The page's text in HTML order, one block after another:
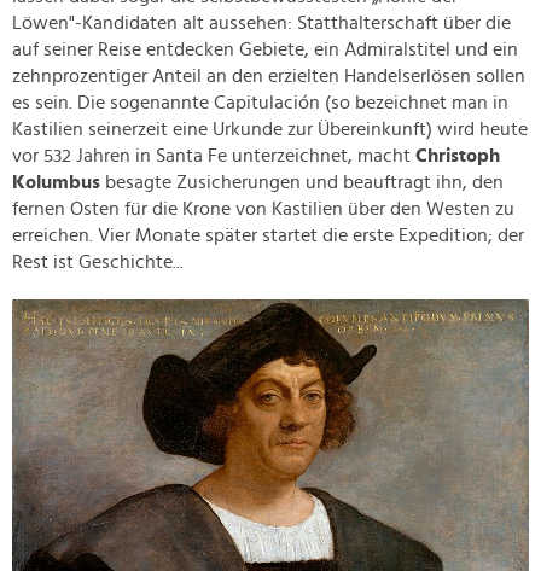
Löwen"-Kandidaten alt aussehen: Statthalterschaft über die
auf seiner Reise entdecken Gebiete, ein Admiralstitel und ein
zehnprozentiger Anteil an den erzielten Handelserlösen sollen
es sein. Die sogenannte Capitulación (so bezeichnet man in
Kastilien seinerzeit eine Urkunde zur Übereinkunft) wird heute
vor 532 Jahren in Santa Fe unterzeichnet, macht Christoph
Kolumbus besagte Zusicherungen und beauftragt ihn, den
fernen Osten für die Krone von Kastilien über den Westen zu
erreichen. Vier Monate später startet die erste Expedition; der
Rest ist Geschichte...